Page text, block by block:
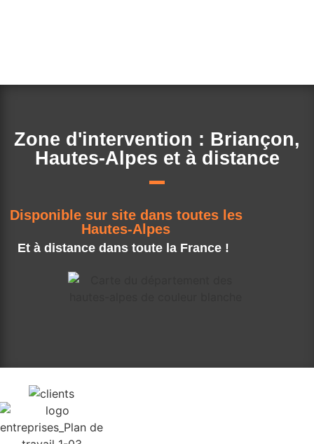
Zone d'intervention : Briançon,
Hautes-Alpes et à distance
Disponible sur site dans toutes les
Hautes-Alpes
Et à distance dans toute la France !